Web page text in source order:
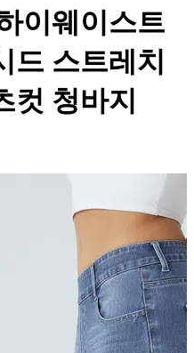
이웨이스트
드 스트레치
컷 청바지